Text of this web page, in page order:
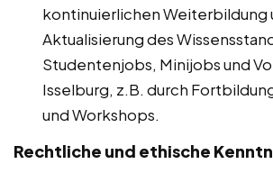
kontinuierlichen Weiterbildung
Aktualisierung des
Studentenjobs, Minijobs und
Isselburg, z.B. durch
und Workshops.
Rechtliche und ethische